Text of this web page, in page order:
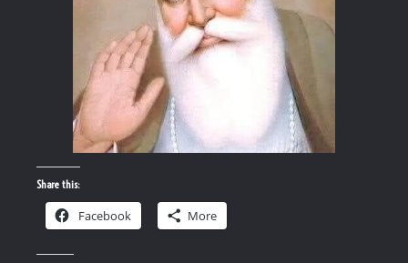
Share this:
Facebook More